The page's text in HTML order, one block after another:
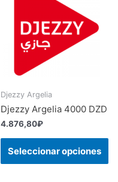
Djezzy Argelia
Djezzy Argelia 4000 DZD
4.876,80₽
Seleccionar opciones